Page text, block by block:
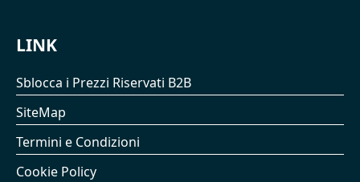
LINK
Sblocca i Prezzi Riservati B2B
SiteMap
Termini e Condizioni
Cookie Policy